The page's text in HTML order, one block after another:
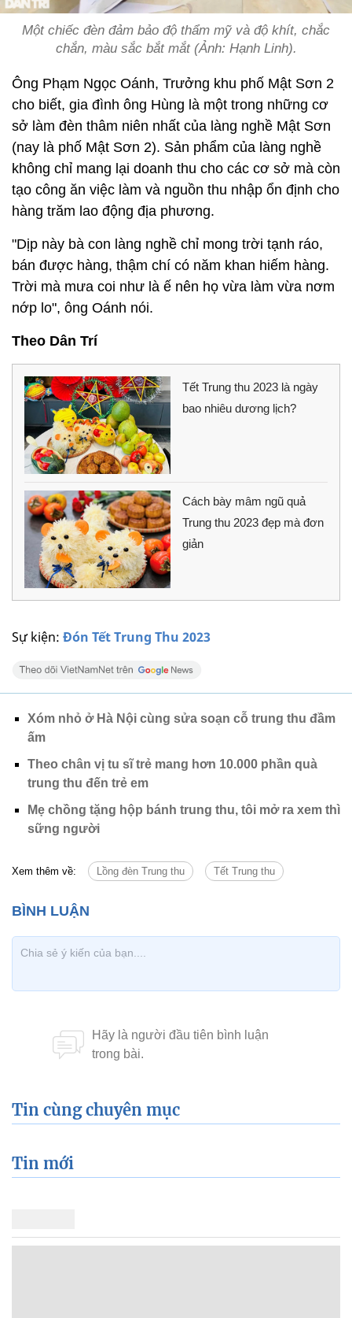
Sự kiện: Đón Tết Trung Thu 2023
Một chiếc đèn đảm bảo độ thẩm mỹ và độ khít, chắc
chắn, màu sắc bắt mắt (Ảnh: Hạnh Linh).
Ông Phạm Ngọc Oánh, Trưởng khu phố Mật Sơn 2
cho biết, gia đình ông Hùng là một trong những cơ
sở làm đèn thâm niên nhất của làng nghề Mật Sơn
(nay là phố Mật Sơn 2). Sản phẩm của làng nghề
không chỉ mang lại doanh thu cho các cơ sở mà còn
tạo công ăn việc làm và nguồn thu nhập ổn định cho
hàng trăm lao động địa phương.
"Dịp này bà con làng nghề chỉ mong trời tạnh ráo,
bán được hàng, thậm chí có năm khan hiếm hàng.
Trời mà mưa coi như là ế nên họ vừa làm vừa nơm
nớp lo", ông Oánh nói.
Theo Dân Trí
Tết Trung thu 2023 là ngày
bao nhiêu dương lịch?
Cách bày mâm ngũ quả
Trung thu 2023 đẹp mà đơn
giản
Xóm nhỏ ở Hà Nội cùng sửa soạn cỗ trung thu đầm
ấm
Theo chân vị tu sĩ trẻ mang hơn 10.000 phần quà
trung thu đến trẻ em
Mẹ chồng tặng hộp bánh trung thu, tôi mở ra xem thì
sững người
Xem thêm về: Lồng đèn Trung thu Tết Trung thu
Tin cùng chuyên mục
Tin mới